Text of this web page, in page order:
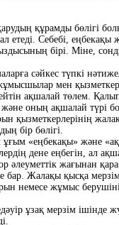
құрамды бөлігі
етеді. Себебі,
бірі. Міне,
сәйкес түпкі
мен
ақшалай төлем.
оның ақшалай түрі
қызметкерлерінің
бір бөлігі.
ұғым «еңбекақы» және
дене еңбегін, ал
әлеуметтік жағынан
бар. Жалақы қысқа
немесе жұмыс
ұзақ мерзім ішінде